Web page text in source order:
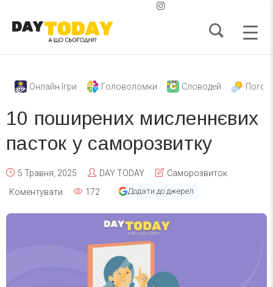
Онлайн Ігри Головоломки Словодей
10 поширених мисленнєвих
пасток у саморозвитку
5 Травня, 2025 DAY TODAY
Саморозвиток
Коментувати
172 Додати до джерел